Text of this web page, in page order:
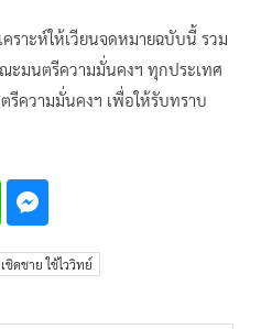
ราะห์ให้เวียนจดหมายฉบับนี้ รวม
ะมนตรีความมั่นคงฯ ทุกประเทศ
รีความมั่นคงฯ เพื่อให้รับทราบ
เชิดชาย ใช้ไววิทย์